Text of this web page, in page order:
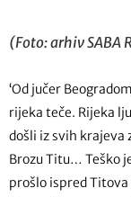
(Foto: arhiv SABA
‘Od jučer
rijeka teče. Rijeka
došli iz svih krajeva
Brozu Titu… Teško
prošlo ispred